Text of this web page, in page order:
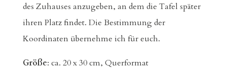
des Zuhauses anzugeben, an dem die Tafel später
ihren Platz findet. Die Bestimmung der
Koordinaten übernehme ich für euch.
Größe: ca. 20 x 30 cm, Querformat